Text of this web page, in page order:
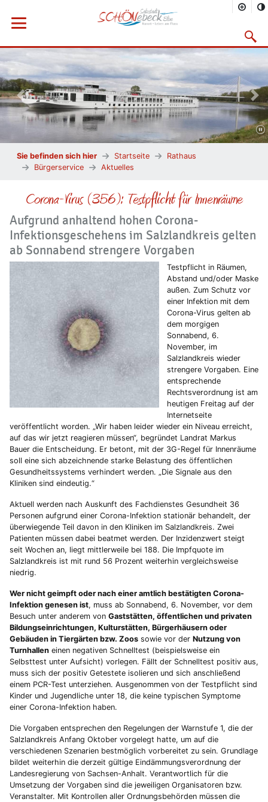
Menü öffnen
Vorheriges Bild
Sie befinden sich hier Startseite
Rathaus
Bürgerservice
Aktuelles
Corona-Virus (356): Testpflicht für Innenräume
Aufgrund anhaltend hohen Corona-
Infektionsgeschehens im Salzlandkreis gelten
ab Sonnabend strengere Vorgaben
Testpflicht in Räumen,
Abstand und/oder Maske
außen. Zum Schutz vor
einer Infektion mit dem
Corona-Virus gelten ab
dem morgigen
Sonnabend, 6.
November, im
Salzlandkreis wieder
strengere Vorgaben. Eine
entsprechende
Rechtsverordnung ist am
heutigen Freitag auf der
Internetseite
veröffentlicht worden. „Wir haben leider wieder ein Niveau erreicht,
auf das wir jetzt reagieren müssen“, begründet Landrat Markus
Bauer die Entscheidung. Er betont, mit der 3G-Regel für Innenräume
soll eine sich abzeichnende starke Belastung des öffentlichen
Gesundheitssystems verhindert werden. „Die Signale aus den
Kliniken sind eindeutig.“
Aktuell werden nach Auskunft des Fachdienstes Gesundheit 36
Personen aufgrund einer Corona-Infektion stationär behandelt, der
überwiegende Teil davon in den Kliniken im Salzlandkreis. Zwei
Patienten müssen dabei beatmet werden. Der Inzidenzwert steigt
seit Wochen an, liegt mittlerweile bei 188. Die Impfquote im
Salzlandkreis ist mit rund 56 Prozent weiterhin vergleichsweise
niedrig.
Wer nicht geimpft oder nach einer amtlich bestätigten Corona-
Infektion genesen ist, muss ab Sonnabend, 6. November, vor dem
Besuch unter anderem von Gaststätten, öffentlichen und privaten
Bildungseinrichtungen, Kulturstätten, Bürgerhäusern oder
Gebäuden in Tiergärten bzw. Zoos sowie vor der Nutzung von
Turnhallen einen negativen Schnelltest (beispielsweise ein
Selbsttest unter Aufsicht) vorlegen. Fällt der Schnelltest positiv aus,
muss sich der positiv Getestete isolieren und sich anschließend
einem PCR-Test unterziehen. Ausgenommen von der Testpflicht sind
Kinder und Jugendliche unter 18, die keine typischen Symptome
einer Corona-Infektion haben.
Die Vorgaben entsprechen den Regelungen der Warnstufe 1, die der
Salzlandkreis Anfang Oktober vorgelegt hatte, um auf die
verschiedenen Szenarien bestmöglich vorbereitet zu sein. Grundlage
bildet weiterhin die derzeit gültige Eindämmungsverordnung der
Landesregierung von Sachsen-Anhalt. Verantwortlich für die
Umsetzung der Vorgaben sind die jeweiligen Organisatoren bzw.
Veranstalter. Mit Kontrollen aller Ordnungsbehörden müssen die